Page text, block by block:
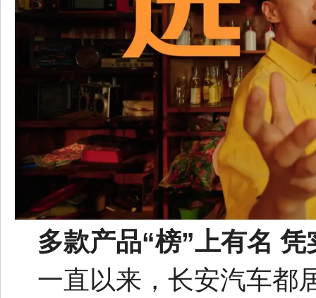
多款产品“榜”上有名
一直以来，长安汽车都